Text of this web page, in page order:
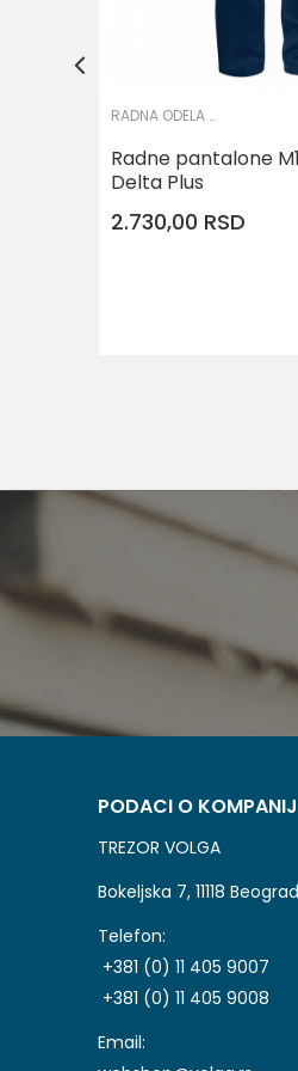
RADNA ODELA I PANTALONE
Radne pantalone
Delta Plus
2.730,00 RSD
PODACI O
TREZOR VOLGA
Bokeljska 7, 11118 Beograd
Telefon:
+381 (0) 11 405 9007
+381 (0) 11 405 9008
Email: